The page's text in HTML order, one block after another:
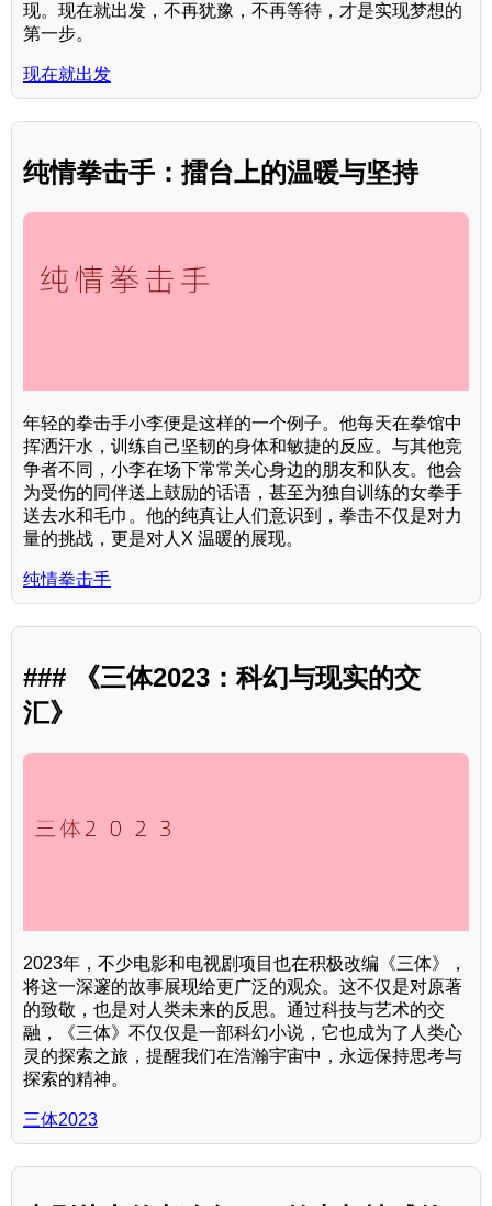
现。现在就出发，不再犹豫，不再等待，才是实现梦想的
第一步。
现在就出发
纯情拳击手：擂台上的温暖与坚持
年轻的拳击手小李便是这样的一个例子。他每天在拳馆中
挥洒汗水，训练自己坚韧的身体和敏捷的反应。与其他竞
争者不同，小李在场下常常关心身边的朋友和队友。他会
为受伤的同伴送上鼓励的话语，甚至为独自训练的女拳手
送去水和毛巾。他的纯真让人们意识到，拳击不仅是对力
量的挑战，更是对人X 温暖的展现。
纯情拳击手
### 《三体2023：科幻与现实的交
汇》
2023年，不少电影和电视剧项目也在积极改编《三体》，
将这一深邃的故事展现给更广泛的观众。这不仅是对原著
的致敬，也是对人类未来的反思。通过科技与艺术的交
融，《三体》不仅仅是一部科幻小说，它也成为了人类心
灵的探索之旅，提醒我们在浩瀚宇宙中，永远保持思考与
探索的精神。
三体2023